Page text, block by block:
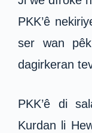
PKK’ê
ser wan
dagirkeran
PKK’ê di
Kurdan li